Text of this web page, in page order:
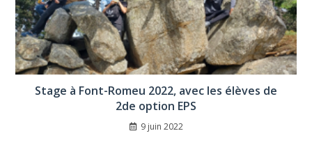
Stage à Font-Romeu 2022, avec les élèves de
2de option EPS
9 juin 2022